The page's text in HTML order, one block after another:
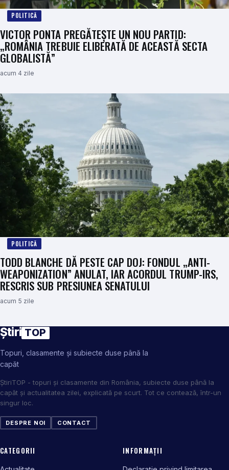
POLITICĂ
VICTOR PONTA PREGĂTEȘTE UN NOU PARTID:
„ROMÂNIA TREBUIE ELIBERATĂ DE ACEASTĂ SECTA
GLOBALISTĂ”
acum 4 zile
POLITICĂ
TODD BLANCHE DĂ PESTE CAP DOJ: FONDUL „ANTI-
WEAPONIZATION” ANULAT, IAR ACORDUL TRUMP-IRS,
RESCRIS SUB PRESIUNEA SENATULUI
acum 5 zile
Știri TOP
Topuri, clasamente și subiecte duse până la
capăt
ȘtiriTOP - topuri și clasamente din România, subiecte duse până la
capăt și actualitatea zilei, explicată pe scurt. Tot ce contează, într-un
singur loc.
DESPRE NOI CONTACT
CATEGORII INFORMAȚII